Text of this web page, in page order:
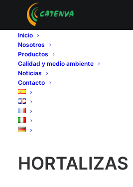
Inicio
Nosotros
Productos
Calidad y medio ambiente
Noticias
Contacto
ENVASES PARA FRUTAS
ENVASES
HORTALIZAS